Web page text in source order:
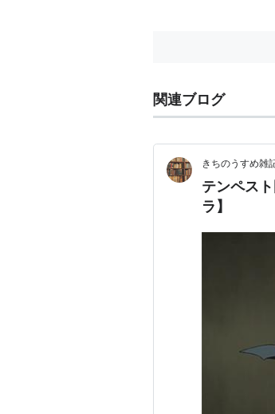
関連ブログ
きちのうすめ雑
テンペス
ラ】